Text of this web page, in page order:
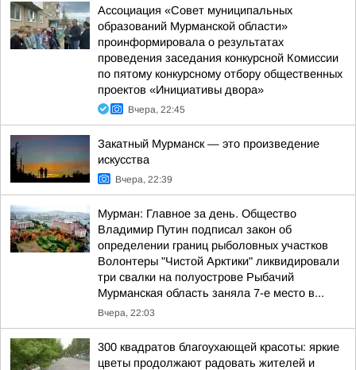
Ассоциация «Совет муниципальных
образований Мурманской области»
проинформировала о результатах
проведения заседания конкурсной Комиссии
по пятому конкурсному отбору общественных
проектов «Инициативы двора»
Вчера, 22:45
Закатный Мурманск — это произведение
искусства
Вчера, 22:39
Мурман: Главное за день. Общество
Владимир Путин подписал закон об
определении границ рыболовных участков
Волонтеры "Чистой Арктики" ликвидировали
три свалки на полуострове Рыбачий
Мурманская область заняла 7-е место в...
Вчера, 22:03
300 квадратов благоухающей красоты: яркие
цветы продолжают радовать жителей и